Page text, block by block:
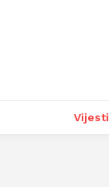
Vijesti